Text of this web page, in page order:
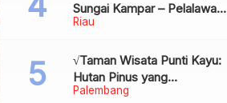
Riau
Sungai Kampar – Pelalawan:
Fenomena Ombak di
Mendunia, Review & Info
Palembang
√Taman Wisata Punti Kayu:
Hutan Pinus yang
Menyegarkan di Tengah